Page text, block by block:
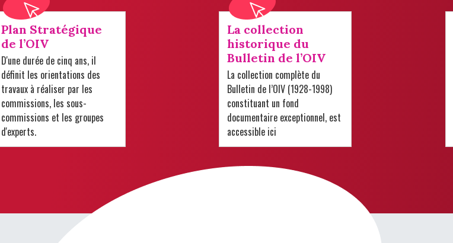
Plan Stratégique
de l’OIV
D'une durée de cinq ans, il
définit les orientations des
travaux à réaliser par les
commissions, les sous-
commissions et les groupes
d'experts.
La collection
historique du
Bulletin de l’OIV
La collection complète du
Bulletin de l’OIV (1928-1998)
constituant un fond
documentaire exceptionnel, est
accessible ici